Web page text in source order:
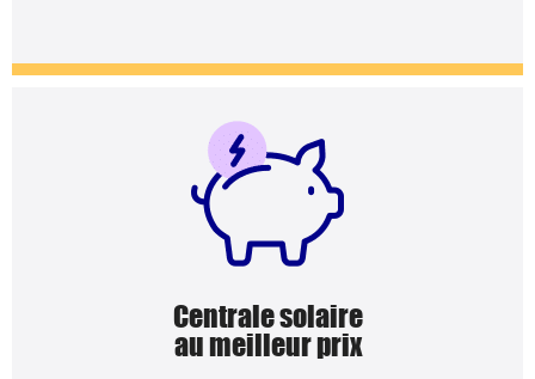
Centrale solaire
au meilleur prix